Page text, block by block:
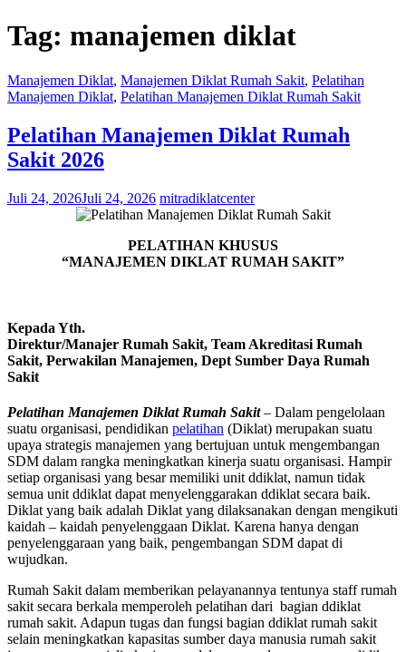
Tag: manajemen diklat
Manajemen Diklat, Manajemen Diklat Rumah Sakit, Pelatihan
Manajemen Diklat, Pelatihan Manajemen Diklat Rumah Sakit
Pelatihan Manajemen Diklat Rumah
Sakit 2026
Juli 24, 2026Juli 24, 2026 mitradiklatcenter
PELATIHAN KHUSUS
“MANAJEMEN DIKLAT RUMAH SAKIT”
Kepada Yth.
Direktur/Manajer Rumah Sakit, Team Akreditasi Rumah
Sakit, Perwakilan Manajemen, Dept Sumber Daya Rumah
Sakit
Pelatihan Manajemen Diklat Rumah Sakit– Dalam pengelolaan
suatu organisasi, pendidikan pelatihan (Diklat) merupakan suatu
upaya strategis manajemen yang bertujuan untuk mengembangan
SDM dalam rangka meningkatkan kinerja suatu organisasi. Hampir
setiap organisasi yang besar memiliki unit ddiklat, namun tidak
semua unit ddiklat dapat menyelenggarakan ddiklat secara baik.
Diklat yang baik adalah Diklat yang dilaksanakan dengan mengikuti
kaidah – kaidah penyelenggaan Diklat. Karena hanya dengan
penyelenggaraan yang baik, pengembangan SDM dapat di
wujudkan.
Rumah Sakit dalam memberikan pelayanannya tentunya staff rumah
sakit secara berkala memperoleh pelatihan dari bagian ddiklat
rumah sakit. Adapun tugas dan fungsi bagian ddiklat rumah sakit
selain meningkatkan kapasitas sumber daya manusia rumah sakit